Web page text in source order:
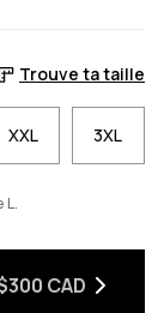
Trouve ta taille
XXL 3XL
L.
CAD